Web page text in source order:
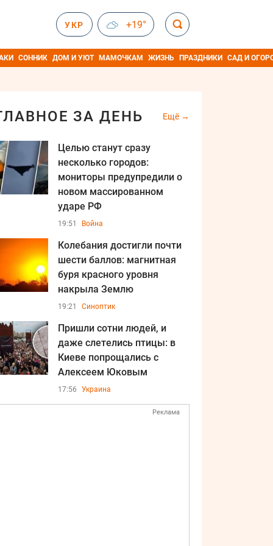
УКР +19°
СОННИК ДОМ И УЮТ МАМОЧКАМ ЖИЗНЬ ПРАЗДНИКИ САД И
ЗА ДЕНЬ Ещё
Целью станут сразу
несколько городов:
мониторы предупредили о
новом массированном
ударе РФ
19:51 Война
Колебания достигли почти
шести баллов: магнитная
буря красного уровня
накрыла Землю
19:21 Синоптик
Пришли сотни людей, и
даже слетелись птицы: в
Киеве попрощались с
Алексеем Юковым
17:56 Украина
Реклама